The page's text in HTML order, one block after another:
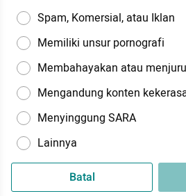
Spam, Komersial, atau Iklan
Memiliki unsur pornografi
Membahayakan atau
Mengandung konten
Menyinggung SARA
Lainnya
Batal